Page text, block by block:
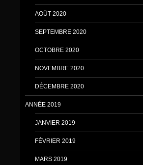
AOÛT 2020
SEPTEMBRE 2020
OCTOBRE 2020
NOVEMBRE 2020
DÉCEMBRE 2020
ANNÉE 2019
JANVIER 2019
FÉVRIER 2019
MARS 2019